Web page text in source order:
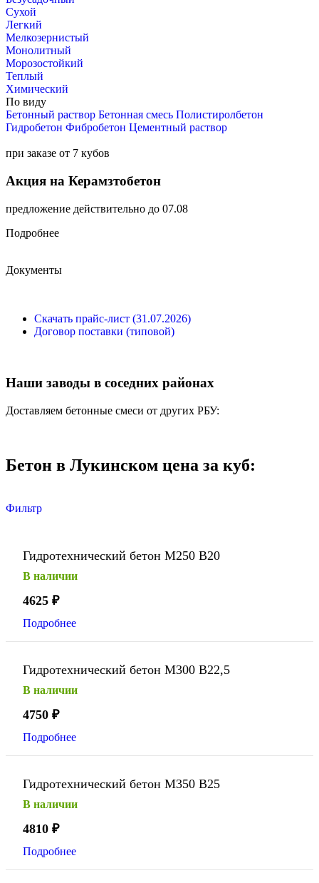
Сухой
Легкий
Мелкозернистый
Монолитный
Морозостойкий
Теплый
Химический
По виду
Бетонный раствор Бетонная смесь Полистиролбетон
Гидробетон Фибробетон Цементный раствор
при заказе от 7 кубов
Акция на Керамзтобетон
предложение действительно до 07.08
Подробнее
Документы
Скачать прайс-лист (31.07.2026)
Договор поставки (типовой)
Наши заводы в соседних районах
Доставляем бетонные смеси от других РБУ:
Бетон в Лукинском цена за куб:
Фильтр
Гидротехнический бетон М250 В20
В наличии
4625 ₽
Подробнее
Гидротехнический бетон М300 В22,5
В наличии
4750 ₽
Подробнее
Гидротехнический бетон М350 В25
В наличии
4810 ₽
Подробнее